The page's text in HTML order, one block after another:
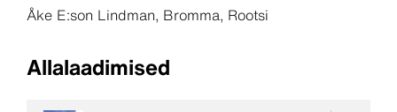
Åke E:son Lindman, Bromma, Rootsi
Allalaadimised